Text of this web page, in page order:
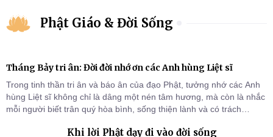
Phật Giáo & Đời Sống
Tháng Bảy tri ân: Đời đời nhớ ơn các Anh hùng Liệt sĩ
Trong tinh thần tri ân và báo ân của đạo Phật, tưởng nhớ các Anh
hùng Liệt sĩ không chỉ là dâng một nén tâm hương, mà còn là nhắc
mỗi người biết trân quý hòa bình, sống thiện lành và có trách
Khi lời Phật dạy đi vào đời sống